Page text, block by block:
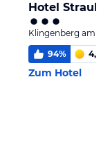
Hotel
Klingenberg am
94% 4,0
Zum Hotel